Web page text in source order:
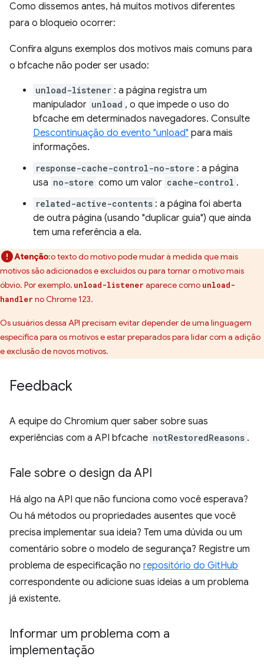
Como dissemos antes, há muitos motivos diferentes
para o bloqueio ocorrer:
Confira alguns exemplos dos motivos mais comuns para
o bfcache não poder ser usado:
unload-listener : a página registra um
manipulador unload , o que impede o uso do
bfcache em determinados navegadores. Consulte
Descontinuação do evento "unload" para mais
informações.
response-cache-control-no-store : a página
usa no-store como um valor cache-control .
related-active-contents : a página foi aberta
de outra página (usando "duplicar guia") que ainda
tem uma referência a ela.
Atenção:o texto do motivo pode mudar à medida que mais
motivos são adicionados e excluídos ou para tornar o motivo mais
óbvio. Por exemplo, unload-listener aparece como unload-
handler no Chrome 123.
Os usuários dessa API precisam evitar depender de uma linguagem
específica para os motivos e estar preparados para lidar com a adição
e exclusão de novos motivos.
Feedback
A equipe do Chromium quer saber sobre suas
experiências com a API bfcache notRestoredReasons .
Fale sobre o design da API
Há algo na API que não funciona como você esperava?
Ou há métodos ou propriedades ausentes que você
precisa implementar sua ideia? Tem uma dúvida ou um
comentário sobre o modelo de segurança? Registre um
problema de especificação no repositório do GitHub
correspondente ou adicione suas ideias a um problema
já existente.
Informar um problema com a
implementação